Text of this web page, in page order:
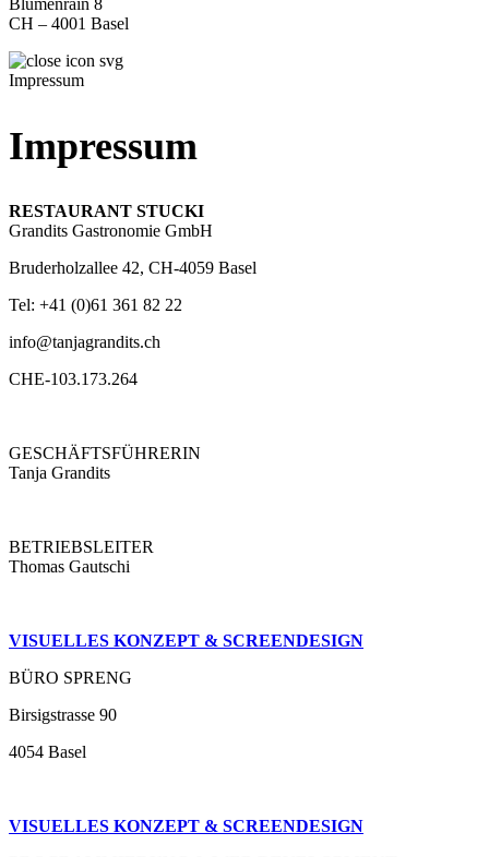
CH – 4001 Basel
Impressum
Impressum
RESTAURANT STUCKI
Grandits Gastronomie GmbH
Bruderholzallee 42, CH-4059 Basel
Tel: +41 (0)61 361 82 22
info@tanjagrandits.ch
CHE-103.173.264
GESCHÄFTSFÜHRERIN
Tanja Grandits
BETRIEBSLEITER
Thomas Gautschi
VISUELLES KONZEPT & SCREENDESIGN
BÜRO SPRENG
Birsigstrasse 90
4054 Basel
VISUELLES KONZEPT & SCREENDESIGN